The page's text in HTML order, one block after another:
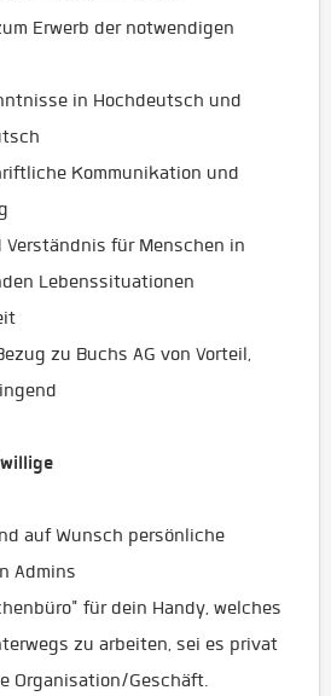
Erwerb der notwendigen
in Hochdeutsch und
Kommunikation und
Verständnis für Menschen in
Lebenssituationen
zu Buchs AG von Vorteil,
auf Wunsch persönliche
Admins
für dein Handy, welches
zu arbeiten, sei es privat
Organisation/Geschäft.